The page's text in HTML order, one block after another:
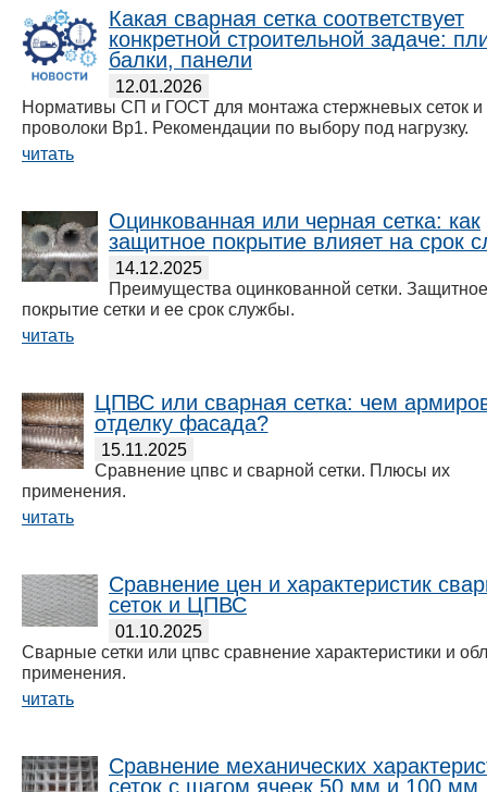
Какая сварная сетка соответствует
конкретной строительной задаче:
балки, панели
12.01.2026
Нормативы СП и ГОСТ для монтажа стержневых сеток и
проволоки Вр1. Рекомендации по выбору под нагрузку.
читать
Оцинкованная или черная сетка: как
защитное покрытие влияет на срок
14.12.2025
Преимущества оцинкованной сетки. Защитное
покрытие сетки и ее срок службы.
читать
ЦПВС или сварная сетка: чем
отделку фасада?
15.11.2025
Сравнение цпвс и сварной сетки. Плюсы их
применения.
читать
Сравнение цен и характеристик
сеток и ЦПВС
01.10.2025
Сварные сетки или цпвс сравнение характеристики и
применения.
читать
Сравнение механических
сеток с шагом ячеек 50 мм и 100 мм